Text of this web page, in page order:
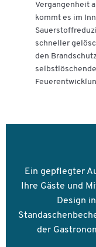
Vergangenheit
kommt es im
schneller
den
Ein gepflegter
Ihre Gäste und
Design
der